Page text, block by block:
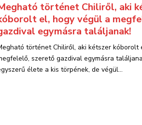
történet Chiliről, aki
el, hogy végül a
egymásra találjanak!
történet Chiliről, aki kétszer kóborolt
szerető gazdival egymásra
élete a kis törpének, de végül...